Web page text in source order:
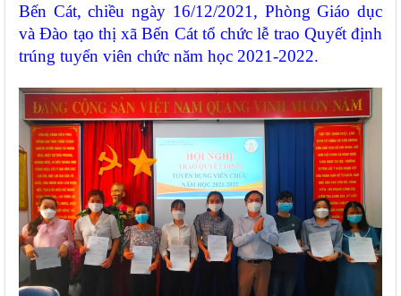
Bến Cát, chiều ngày 16/12/2021, Phòng Giáo dục
và Đào tạo thị xã Bến Cát tổ chức lễ trao Quyết định
trúng tuyển viên chức năm học 2021-2022.